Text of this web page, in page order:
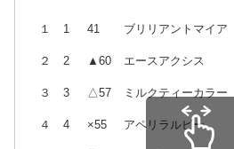
１ 1 41 ブリリアントマイア
２ 2 ▲60 エースアクシス
３ 3 △57 ミルクティーカラー
４ 4 ×55 アペリラルビー